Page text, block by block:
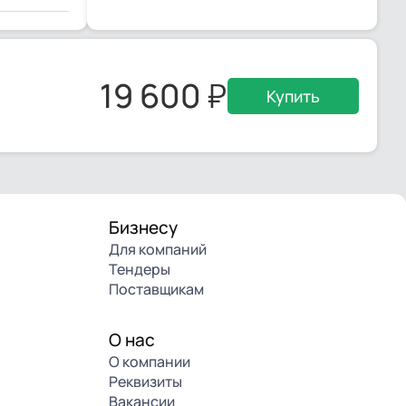
19 600 Купить
Бизнесу
Для компаний
Тендеры
Поставщикам
О нас
О компании
Реквизиты
Вакансии